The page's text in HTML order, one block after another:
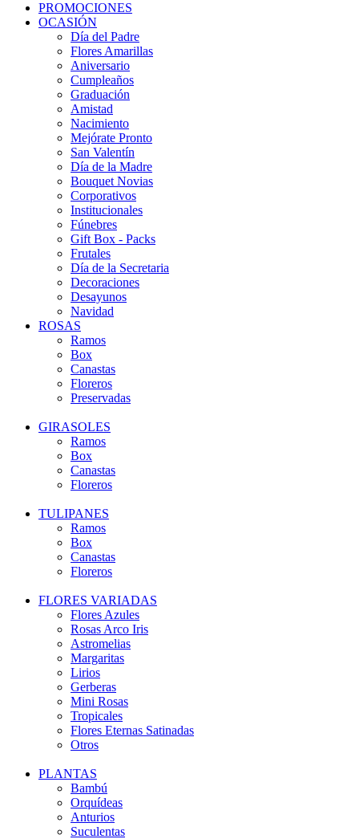
PROMOCIONES
OCASIÓN
Día del Padre
Flores Amarillas
Aniversario
Cumpleaños
Graduación
Amistad
Nacimiento
Mejórate Pronto
San Valentín
Día de la Madre
Bouquet Novias
Corporativos
Institucionales
Fúnebres
Gift Box - Packs
Frutales
Día de la Secretaria
Decoraciones
Desayunos
Navidad
ROSAS
Ramos
Box
Canastas
Floreros
Preservadas
GIRASOLES
Ramos
Box
Canastas
Floreros
TULIPANES
Ramos
Box
Canastas
Floreros
FLORES VARIADAS
Flores Azules
Rosas Arco Iris
Astromelias
Margaritas
Lirios
Gerberas
Mini Rosas
Tropicales
Flores Eternas Satinadas
Otros
PLANTAS
Bambú
Orquídeas
Anturios
Suculentas